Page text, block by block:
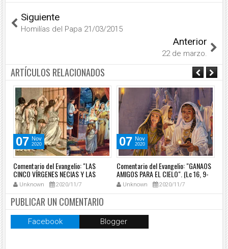
Siguiente
Homilías del Papa 21/03/2015
Anterior
22 de marzo.
ARTÍCULOS RELACIONADOS
07 Nov
2020
Comentario del Evangelio: "LAS
CINCO VÍRGENES NECIAS Y LAS
CINCO PRUDENTES".(Mt 25, 1-13).
Unknown 2020/11/7
07 Nov
2020
Comentario del Evangelio: "GANAOS
AMIGOS PARA EL CIELO". (Lc 16, 9-
15).Unknown 2020/11/7
PUBLICAR UN COMENTARIO
Facebook Blogger